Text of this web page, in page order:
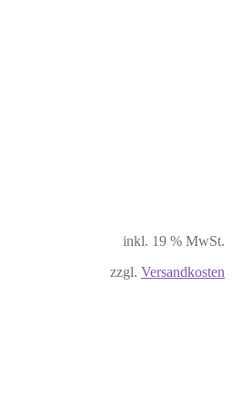
inkl. 19 % MwSt.
zzgl. Versandkosten